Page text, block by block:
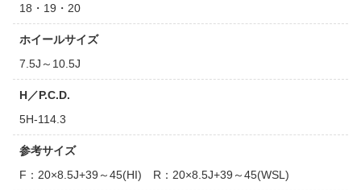
18・19・20
ホイールサイズ
7.5J～10.5J
H／P.C.D.
5H-114.3
参考サイズ
F：20×8.5J+39～45(HI) R：20×8.5J+39～45(WSL)